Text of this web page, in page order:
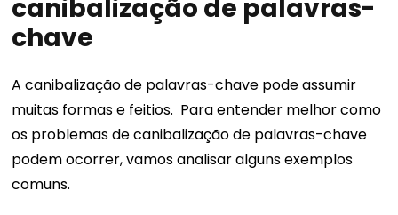
canibalização de palavras-
chave
A canibalização de palavras-chave pode assumir
muitas formas e feitios. Para entender melhor como
os problemas de canibalização de palavras-chave
podem ocorrer, vamos analisar alguns exemplos
comuns.